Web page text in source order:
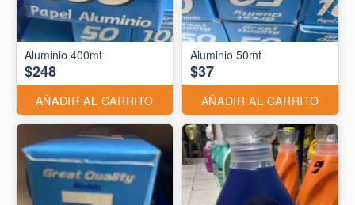
Aluminio 400mt
$248
AÑADIR AL CARRITO
Aluminio 50mt
$37
AÑADIR AL CARRITO